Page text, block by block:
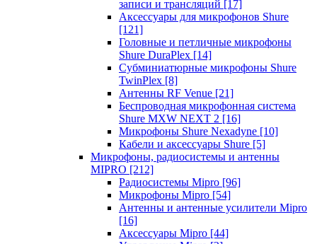
записи и трансляций [17]
Аксессуары для микрофонов Shure
[121]
Головные и петличные микрофоны
Shure DuraPlex [14]
Субминиатюрные микрофоны Shure
TwinPlex [8]
Антенны RF Venue [21]
Беспроводная микрофонная система
Shure MXW NEXT 2 [16]
Микрофоны Shure Nexadyne [10]
Кабели и аксессуары Shure [5]
Микрофоны, радиосистемы и антенны
MIPRO [212]
Радиосистемы Mipro [96]
Микрофоны Mipro [54]
Антенны и антенные усилители Mipro
[16]
Аксессуары Mipro [44]